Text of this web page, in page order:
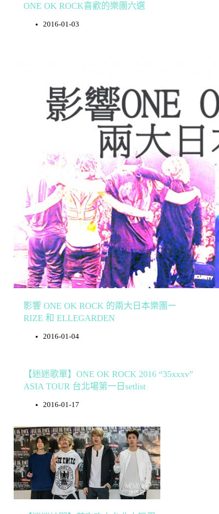
ONE OK ROCK喜歡的樂團六選
2016-01-03
影響 ONE OK ROCK 的兩大日本樂團ー
RIZE 和 ELLEGARDEN
2016-01-04
【迷迷歌單】ONE OK ROCK 2016 “35xxxv”
ASIA TOUR 台北場第一日setlist
2016-01-17